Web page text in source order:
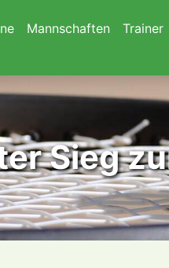
Mannschaften Trainer
Sieg